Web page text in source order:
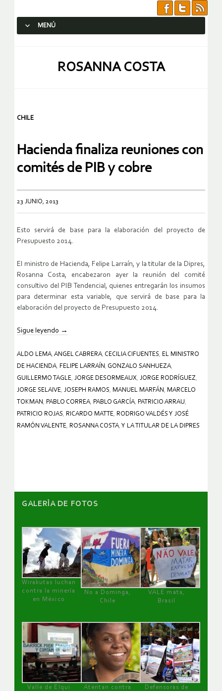
MENÚ
ROSANNA COSTA
CHILE
Hacienda finaliza reuniones con
comités de PIB y cobre
23 JUNIO, 2013
Esto servirá de base para la elaboración del proyecto de
Presupuesto 2014.
El ministro de Hacienda, Felipe Larraín, y la titular de la Dipres,
Rosanna Costa, encabezaron ayer la reunión del comité
consultivo del PIB Tendencial, quienes entregarán los insumos
para determinar esta variable, que servirá de base para la
elaboración del proyecto de Presupuesto 2014.
Sigue leyendo →
ALDO LEMA, ANGEL CABRERA, CECILIA CIFUENTES, EL MINISTRO
DE HACIENDA, FELIPE LARRAÍN , GONZALO SANHUEZA,
GUILLERMO TAGLE, JORGE DESORMEAUX, JORGE RODRÍGUEZ,
JORGE SELAIVE, JOSEPH RAMOS, MANUEL MARFÁN , MARCELO
TOKMAN , PABLO CORREA, PABLO GARCÍA, PATRICIO ARRAU,
PATRICIO ROJAS, RICARDO MATTE, RODRIGO VALDÉS Y JOSÉ
RAMÓN VALENTE, ROSANNA COSTA, Y LA TITULAR DE LA DIPRES
GALERÌA DE FOTOS
Wirakutas luchan
contra la minería
en México
No a Dominga,
Chile
VALE mata,
Brasil
Valle de Elqui
Atentan contra
Defensoras de